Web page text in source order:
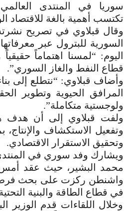
سوريا في المنتدى العالمي
تكتسب أهمية بالغة للاقتصاد
وقال قبلاوي في تصريح
السورية للبترول عبر
اليوم: “لمسنا اهتماماً
قطاع النفط والغاز السوري”.
وأضاف قبلاوي: “نتطلع إلى
المرافق الحيوية وتطوير
ولوجستية متكاملة”.
ولفت قبلاوي إلى أن هدف
وتفعيل الاستكشاف
وتحقيق الاستقرار الاقتصادي.
ويشارك وفد سوري في
محمد البشير، حيث عقد أمس
واشنطن ركزت على بحث فرص
في قطاع الطاقة والبنية
​وخلال اللقاءات قدم الوزير